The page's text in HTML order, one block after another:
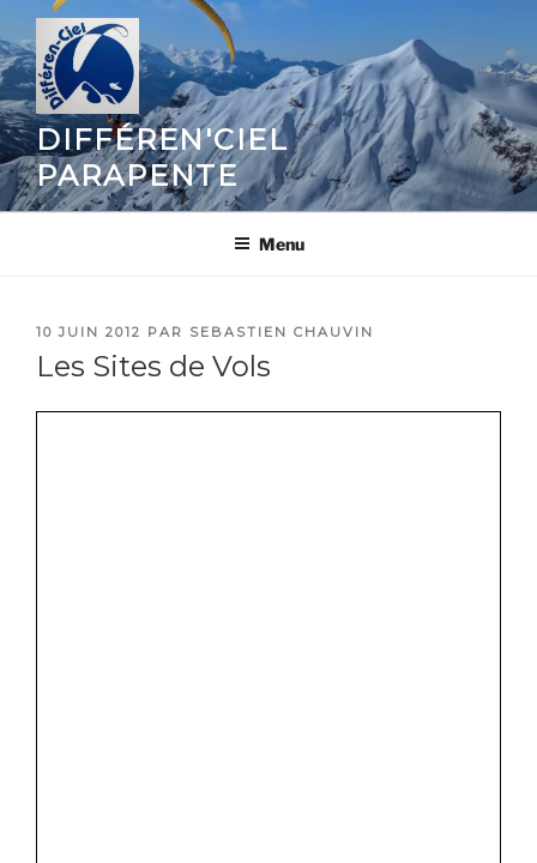
Aller
au
contenu
principal
DIFFÉREN'CIEL
PARAPENTE
Menu
PUBLIÉ
LE
10 JUIN 2012 PAR SEBASTIEN CHAUVIN
Les Sites de Vols